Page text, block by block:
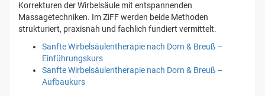
Korrekturen der Wirbelsäule mit entspannenden
Massagetechniken. Im ZiFF werden beide Methoden
strukturiert, praxisnah und fachlich fundiert vermittelt.
Sanfte Wirbelsäulentherapie nach Dorn & Breuß –
Einführungskurs
Sanfte Wirbelsäulentherapie nach Dorn & Breuß –
Aufbaukurs